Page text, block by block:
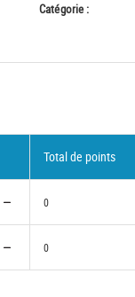
Catégorie :
Total de points
0
0